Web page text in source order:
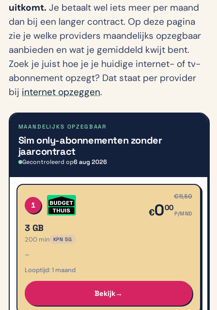
uitkomt. Je betaalt wel iets meer per maand
dan bij een langer contract. Op deze pagina
zie je welke providers maandelijks opzegbaar
aanbieden en wat je gemiddeld kwijt bent.
Zoek je juist hoe je je huidige internet- of tv-
abonnement opzegt? Dat staat per provider
bij internet opzeggen.
MAANDELIJKS OPZEGBAAR
Sim only-abonnementen zonder
jaarcontract
Gecontroleerd op6 aug 2026
# AANBIEDER BUNDEL ACTIE LOOPTIJD PRIJS
1
3 GB
200 min KPN 5G
–
1 maand
€11,50
€000
P/MND
Bekijk→